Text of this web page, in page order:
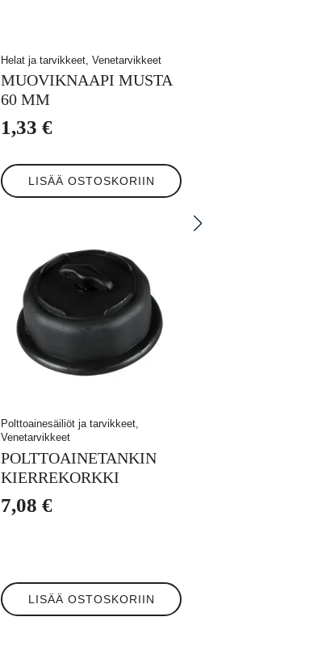
Helat ja tarvikkeet, Venetarvikkeet
MUOVIKNAAPI MUSTA
60 MM
1,33€
LISÄÄ OSTOSKORIIN
Polttoainesäiliöt ja tarvikkeet,
Venetarvikkeet
POLTTOAINETANKIN
KIERREKORKKI
7,08€
LISÄÄ OSTOSKORIIN